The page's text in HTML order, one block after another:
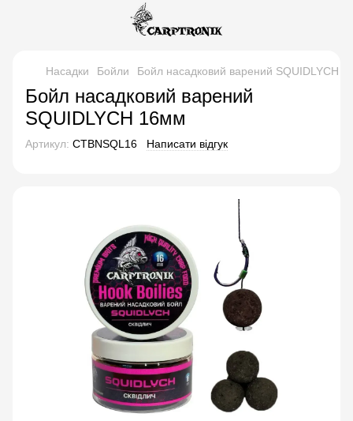
Насадки Бойли Бойл насадковий варений SQUIDLYCH
Бойл насадковий варений
SQUIDLYCH 16мм
Артикул: CTBNSQL16 Написати відгук